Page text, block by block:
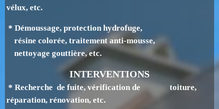
vélux, etc.
* Démoussage, protection hydrofuge,
résine colorée, traitement anti-mousse,
nettoyage gouttière, etc.
INTERVENTIONS
* Recherche de fuite, vérification de toiture,
réparation, rénovation, etc.